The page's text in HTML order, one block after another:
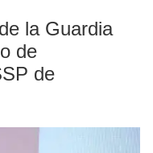
la Guardia
de
de